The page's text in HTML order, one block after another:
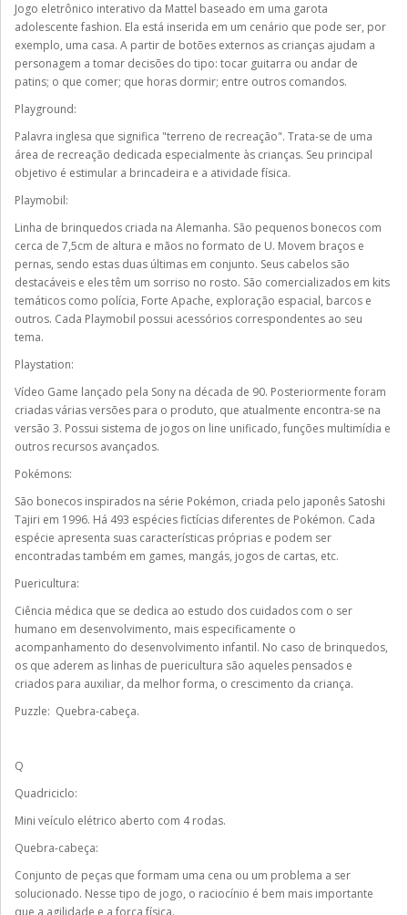
Jogo eletrônico interativo da Mattel baseado em uma garota
adolescente fashion. Ela está inserida em um cenário que pode ser, por
exemplo, uma casa. A partir de botões externos as crianças ajudam a
personagem a tomar decisões do tipo: tocar guitarra ou andar de
patins; o que comer; que horas dormir; entre outros comandos.
Playground:
Palavra inglesa que significa "terreno de recreação". Trata-se de uma
área de recreação dedicada especialmente às crianças. Seu principal
objetivo é estimular a brincadeira e a atividade física.
Playmobil:
Linha de brinquedos criada na Alemanha. São pequenos bonecos com
cerca de 7,5cm de altura e mãos no formato de U. Movem braços e
pernas, sendo estas duas últimas em conjunto. Seus cabelos são
destacáveis e eles têm um sorriso no rosto. São comercializados em kits
temáticos como polícia, Forte Apache, exploração espacial, barcos e
outros. Cada Playmobil possui acessórios correspondentes ao seu
tema.
Playstation:
Vídeo Game lançado pela Sony na década de 90. Posteriormente foram
criadas várias versões para o produto, que atualmente encontra-se na
versão 3. Possui sistema de jogos on line unificado, funções multimídia e
outros recursos avançados.
Pokémons:
São bonecos inspirados na série Pokémon, criada pelo japonês Satoshi
Tajiri em 1996. Há 493 espécies fictícias diferentes de Pokémon. Cada
espécie apresenta suas características próprias e podem ser
encontradas também em games, mangás, jogos de cartas, etc.
Puericultura:
Ciência médica que se dedica ao estudo dos cuidados com o ser
humano em desenvolvimento, mais especificamente o
acompanhamento do desenvolvimento infantil. No caso de brinquedos,
os que aderem as linhas de puericultura são aqueles pensados e
criados para auxiliar, da melhor forma, o crescimento da criança.
Puzzle: Quebra-cabeça.
Q
Quadriciclo:
Mini veículo elétrico aberto com 4 rodas.
Quebra-cabeça:
Conjunto de peças que formam uma cena ou um problema a ser
solucionado. Nesse tipo de jogo, o raciocínio é bem mais importante
que a agilidade e a força física.